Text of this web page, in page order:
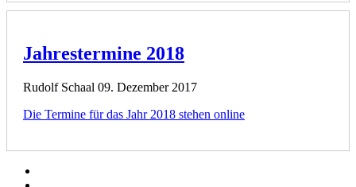
Jahrestermine 2018
Rudolf Schaal 09. Dezember 2017
Die Termine für das Jahr 2018 stehen online